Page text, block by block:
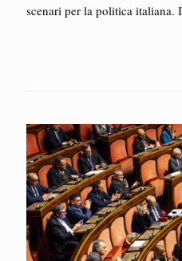
scenari per la politica italiana.